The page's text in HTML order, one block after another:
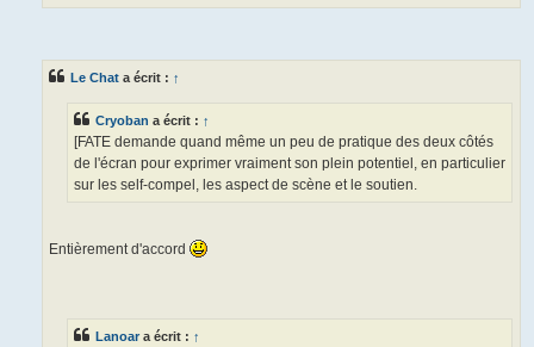
Le Chat a écrit : ↑
Cryoban a écrit : ↑
[FATE demande quand même un peu de pratique des deux côtés
de l'écran pour exprimer vraiment son plein potentiel, en particulier
sur les self-compel, les aspect de scène et le soutien.
Entièrement d'accord
Lanoara écrit : ↑